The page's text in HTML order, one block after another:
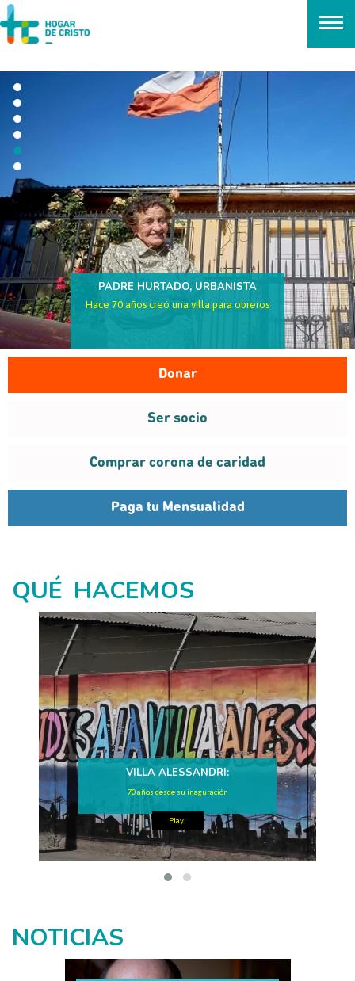
PADRE HURTADO, URBANISTA
Hace 70 años creó una villa para obreros
¡Click!
Donar
Ser socio
Comprar corona de caridad
Paga tu Mensualidad
QUÉ HACEMOS
VILLA ALESSANDRI:
70 años desde su inaguración
Play!
NOTICIAS